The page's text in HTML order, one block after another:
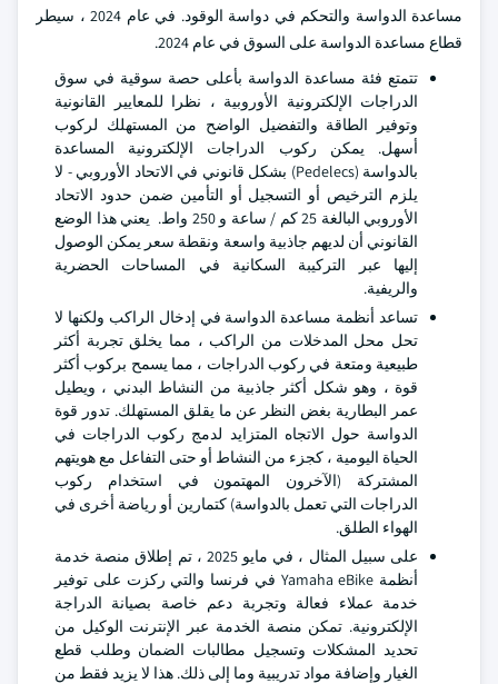
مساعدة الدواسة والتحكم في دواسة الوقود. في عام 2024 ، سيطر
قطاع مساعدة الدواسة على السوق في عام 2024.
تتمتع فئة مساعدة الدواسة بأعلى حصة سوقية في سوق
الدراجات الإلكترونية الأوروبية ، نظرا للمعايير القانونية
وتوفير الطاقة والتفضيل الواضح من المستهلك لركوب
أسهل. يمكن ركوب الدراجات الإلكترونية المساعدة
بالدواسة (Pedelecs) بشكل قانوني في الاتحاد الأوروبي - لا
يلزم الترخيص أو التسجيل أو التأمين ضمن حدود الاتحاد
الأوروبي البالغة 25 كم / ساعة و 250 واط. يعني هذا الوضع
القانوني أن لديهم جاذبية واسعة ونقطة سعر يمكن الوصول
إليها عبر التركيبة السكانية في المساحات الحضرية
والريفية.
تساعد أنظمة مساعدة الدواسة في إدخال الراكب ولكنها لا
تحل محل المدخلات من الراكب ، مما يخلق تجربة أكثر
طبيعية ومتعة في ركوب الدراجات ، مما يسمح بركوب أكثر
قوة ، وهو شكل أكثر جاذبية من النشاط البدني ، ويطيل
عمر البطارية بغض النظر عن ما يقلق المستهلك. تدور قوة
الدواسة حول الاتجاه المتزايد لدمج ركوب الدراجات في
الحياة اليومية ، كجزء من النشاط أو حتى التفاعل مع هويتهم
المشتركة (الآخرون المهتمون في استخدام ركوب
الدراجات التي تعمل بالدواسة) كتمارين أو رياضة أخرى في
الهواء الطلق.
على سبيل المثال ، في مايو 2025 ، تم إطلاق منصة خدمة
أنظمة Yamaha eBike في فرنسا والتي ركزت على توفير
خدمة عملاء فعالة وتجربة دعم خاصة بصيانة الدراجة
الإلكترونية. تمكن منصة الخدمة عبر الإنترنت الوكيل من
تحديد المشكلات وتسجيل مطالبات الضمان وطلب قطع
الغيار وإضافة مواد تدريبية وما إلى ذلك. هذا لا يزيد فقط من